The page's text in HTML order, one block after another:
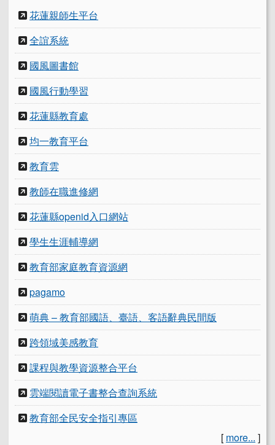
花蓮親師生平台
全誼系統
國風圖書館
國風行動學習
花蓮縣教育處
均一教育平台
教育雲
教師在職進修網
花蓮縣openid入口網站
學生生涯輔導網
教育部家庭教育資源網
pagamo
萌典 – 教育部國語、臺語、客語辭典民間版
跨領域美感教育
課程與教學資源整合平台
雲端閱讀電子書整合查詢系統
教育部全民安全指引專區
[ more... ]